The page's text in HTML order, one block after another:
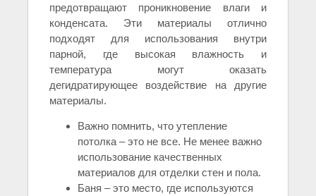
предотвращают проникновение влаги и
конденсата. Эти материалы отлично
подходят для использования внутри
парной, где высокая влажность и
температура могут оказать
дегидратирующее воздействие на другие
материалы.
Важно помнить, что утепление
потолка – это не все. Не менее важно
использование качественных
материалов для отделки стен и пола.
Баня – это место, где используются